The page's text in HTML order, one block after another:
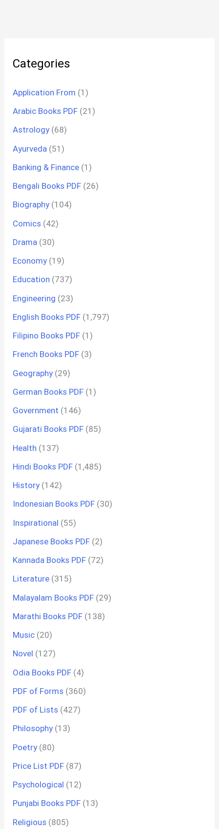
Categories
Application From (1)
Arabic Books PDF (21)
Astrology (68)
Ayurveda (51)
Banking & Finance (1)
Bengali Books PDF (26)
Biography (104)
Comics (42)
Drama (30)
Economy (19)
Education (737)
Engineering (23)
English Books PDF (1,797)
Filipino Books PDF (1)
French Books PDF (3)
Geography (29)
German Books PDF (1)
Government (146)
Gujarati Books PDF (85)
Health (137)
Hindi Books PDF (1,485)
History (142)
Indonesian Books PDF (30)
Inspirational (55)
Japanese Books PDF (2)
Kannada Books PDF (72)
Literature (315)
Malayalam Books PDF (29)
Marathi Books PDF (138)
Music (20)
Novel (127)
Odia Books PDF (4)
PDF of Forms (360)
PDF of Lists (427)
Philosophy (13)
Poetry (80)
Price List PDF (87)
Psychological (12)
Punjabi Books PDF (13)
Religious (805)